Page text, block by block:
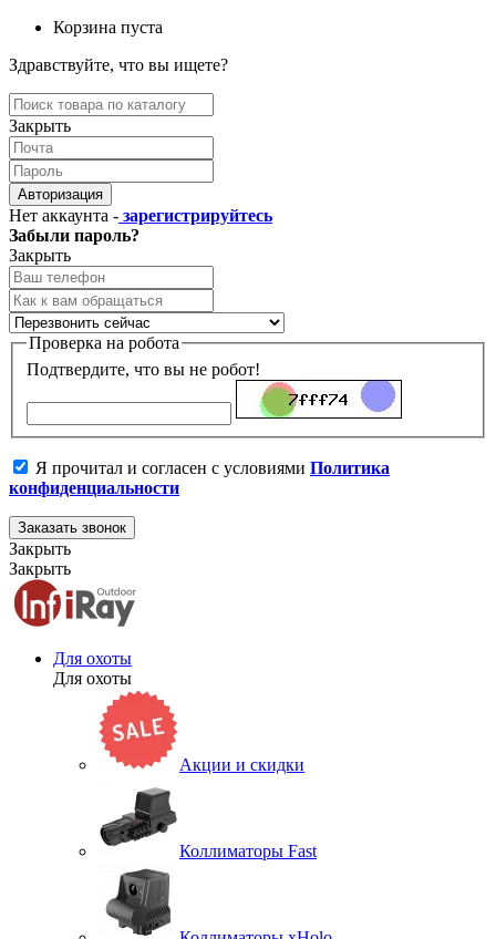
Корзина пуста
Здравствуйте, что вы ищете?
Закрыть
Авторизация
Нет аккаунта - зарегистрируйтесь
Забыли пароль?
Закрыть
Проверка на робота
Подтвердите, что вы не робот!
Я прочитал и согласен с условиями Политика
конфиденциальности
Заказать звонок
Закрыть
Закрыть
Для охоты
Для охоты
Акции и скидки
Коллиматоры Fast